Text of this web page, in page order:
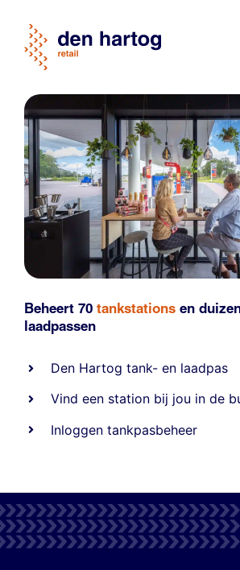
Beheert 70 tankstations en
laadpassen
Den Hartog tank- en laadpas
Vind een station bij jou in de
Inloggen tankpasbeheer